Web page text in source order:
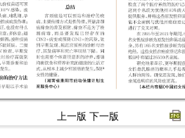
上一版 下一版